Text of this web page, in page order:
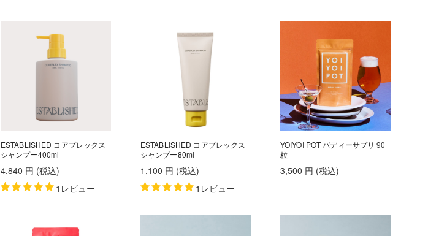
ESTABLISHED コアプレックス
シャンプー400ml
4,840 円 (税込)
1レビュー
ESTABLISHED コアプレックス
シャンプー80ml
1,100 円 (税込)
1レビュー
YOIYOI POT バディーサプリ 90
粒
3,500 円 (税込)